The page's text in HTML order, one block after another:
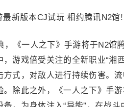
新版本CJ试玩 相约腾讯N2馆!
一人之下》手游将于N2馆
游戏倍受关注的全新职业“湘
式，对敌人进行持续伤害。
。除此之外，《一人之下》手